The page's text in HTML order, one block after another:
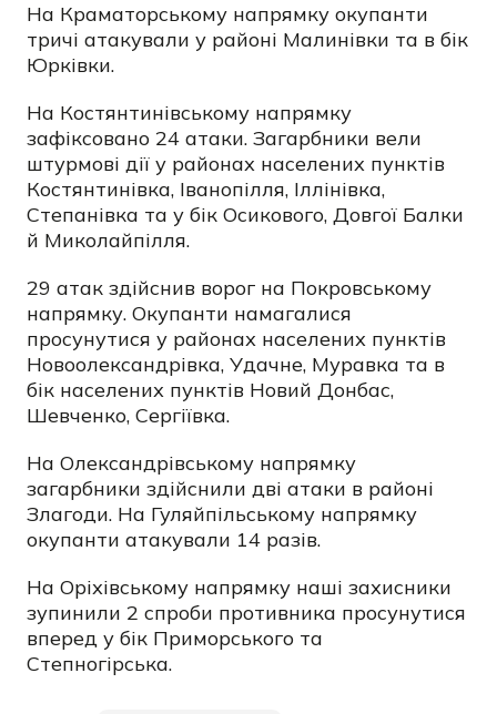
На Краматорському напрямку окупанти
тричі атакували у районі Малинівки та в бік
Юрківки.
На Костянтинівському напрямку
зафіксовано 24 атаки. Загарбники вели
штурмові дії у районах населених пунктів
Костянтинівка, Іванопілля, Іллінівка,
Степанівка та у бік Осикового, Довгої Балки
й Миколайпілля.
29 атак здійснив ворог на Покровському
напрямку. Окупанти намагалися
просунутися у районах населених пунктів
Новоолександрівка, Удачне, Муравка та в
бік населених пунктів Новий Донбас,
Шевченко, Сергіївка.
На Олександрівському напрямку
загарбники здійснили дві атаки в районі
Злагоди. На Гуляйпільському напрямку
окупанти атакували 14 разів.
На Оріхівському напрямку наші захисники
зупинили 2 спроби противника просунутися
вперед у бік Приморського та
Степногірська.